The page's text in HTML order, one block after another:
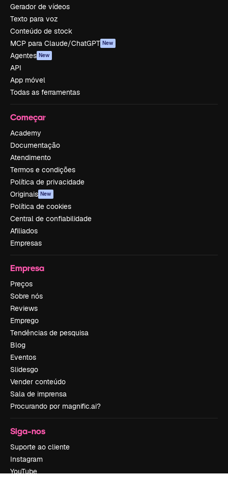
Gerador de vídeos
Texto para voz
Conteúdo de stock
MCP para Claude/ChatGPT New
Agentes New
API
App móvel
Todas as ferramentas
Começar
Academy
Documentação
Atendimento
Termos e condições
Política de privacidade
Originais New
Política de cookies
Central de confiabilidade
Afiliados
Empresas
Empresa
Preços
Sobre nós
Reviews
Emprego
Tendências de pesquisa
Blog
Eventos
Slidesgo
Vender conteúdo
Sala de imprensa
Procurando por magnific.ai?
Siga-nos
Suporte ao cliente
Instagram
YouTube